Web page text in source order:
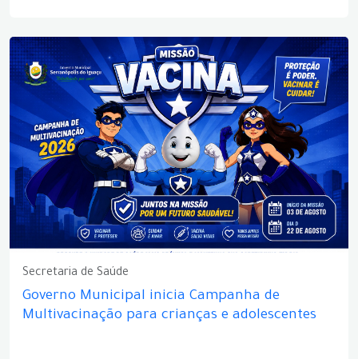
Secretaria de Saúde
Governo Municipal inicia Campanha de
Multivacinação para crianças e adolescentes